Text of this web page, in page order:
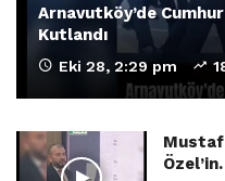
Arnavutköy’de
Kutlandı
Eki 28, 2:29 pm